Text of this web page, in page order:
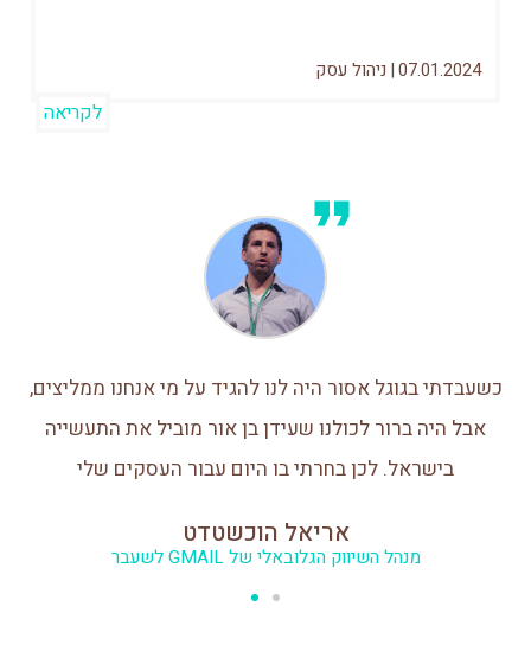
07.01.2024
| ניהול עסק
לקריאה
כשעבדתי בגוגל אסור היה לנו להגיד על מי אנחנו ממליצים,
אבל היה ברור לכולנו שעידן בן אור מוביל את התעשייה
בישראל. לכן בחרתי בו היום עבור העסקים שלי
אריאל הוכשטדט
מנהל השיווק הגלובאלי של GMAIL לשעבר